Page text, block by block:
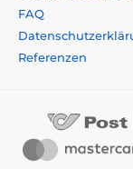
FAQ
Referenzen